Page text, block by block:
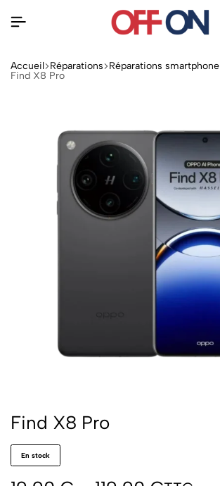
Accueil Réparations Réparations smartphone
Find X8 Pro
Find X8 Pro
En stock